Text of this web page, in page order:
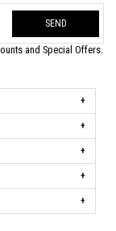
SEND
and Special Offers.